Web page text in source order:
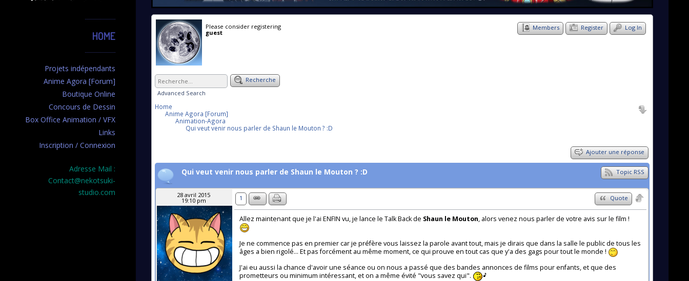
HOME
Projets indépendants
Anime Agora [Forum]
Boutique Online
Concours de Dessin
Box Office Animation / VFX
Links
Inscription / Connexion
Adresse Mail :
Contact@nekotsuki-
studio.com
Please consider registering
guest
Log In
Register
Members
Recherche
Advanced Search
Home
Anime Agora [Forum]
Animation-Agora
Qui veut venir nous parler de Shaun le Mouton ? :D
Ajouter une réponse
Topic RSS
Qui veut venir nous parler de Shaun le Mouton ? :D
28 avril 2015
19:10 pm 1 Quote
Allez maintenant que je l'ai ENFIN vu, je lance le Talk Back de Shaun le Mouton, alors venez nous parler de votre avis sur le film !
Je ne commence pas en premier car je préfère vous laissez la parole avant tout, mais je dirais que dans la salle le public de tous les
âges a bien rigolé... Et pas forcément au même moment, ce qui prouve en tout cas que y'a des gags pour tout le monde !
J'ai eu aussi la chance d'avoir une séance ou on nous a passé que des bandes annonces de films pour enfants, et que des
prometteurs ou minimum intéressant, et on a même évité "vous savez qui".